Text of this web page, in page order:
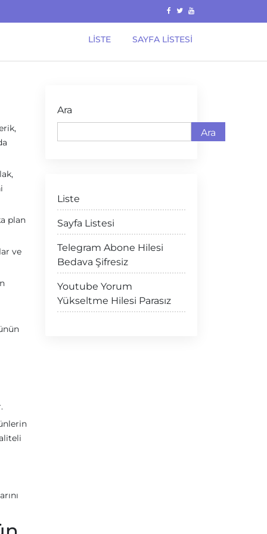
LISTE SAYFA LISTESI
plan
ve
Ara
Ara
Liste
Sayfa Listesi
Telegram Abone Hilesi
Bedava Şifresiz
Youtube Yorum
Yükseltme Hilesi Parasız